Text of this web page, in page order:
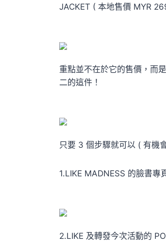
JACKET ( 本地售價 MYR
重點並不在於它的售價，而
二的這件！
只要 3 個步驟就可以 ( 有機
1.LIKE MADNESS 的臉書專
2.LIKE 及轉發今次活動的